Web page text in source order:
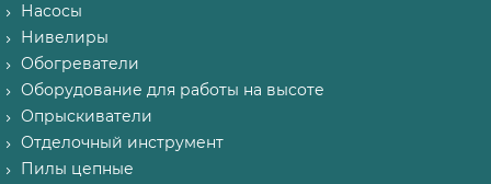
Насосы
Нивелиры
Обогреватели
Оборудование для работы на высоте
Опрыскиватели
Отделочный инструмент
Пилы цепные